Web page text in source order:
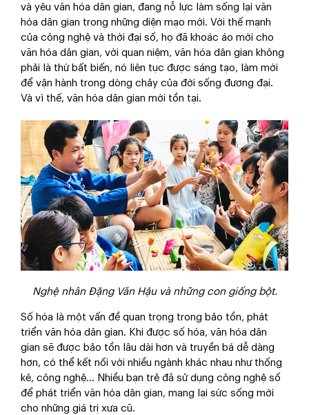
và yêu văn hóa dân gian, đang nỗ lực làm sống lại văn
hóa dân gian trong những diện mạo mới. Với thế mạnh
của công nghệ và thời đại số, họ đã khoác áo mới cho
văn hóa dân gian, với quan niệm, văn hóa dân gian không
phải là thứ bất biến, nó liên tục được sáng tạo, làm mới
để vận hành trong dòng chảy của đời sống đương đại.
Và vì thế, văn hóa dân gian mới tồn tại.
Nghệ nhân Đặng Văn Hậu và những con giống bột.
Số hóa là một vấn đề quan trọng trong bảo tồn, phát
triển văn hóa dân gian. Khi được số hóa, văn hóa dân
gian sẽ được bảo tồn lâu dài hơn và truyền bá dễ dàng
hơn, có thể kết nối với nhiều ngành khác nhau như thống
kê, công nghệ... Nhiều bạn trẻ đã sử dụng công nghệ số
để phát triển văn hóa dân gian, mang lại sức sống mới
cho những giá trị xưa cũ.